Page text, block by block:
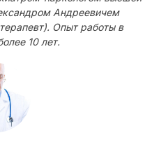
Андреевичем
Опыт работы в
10 лет.